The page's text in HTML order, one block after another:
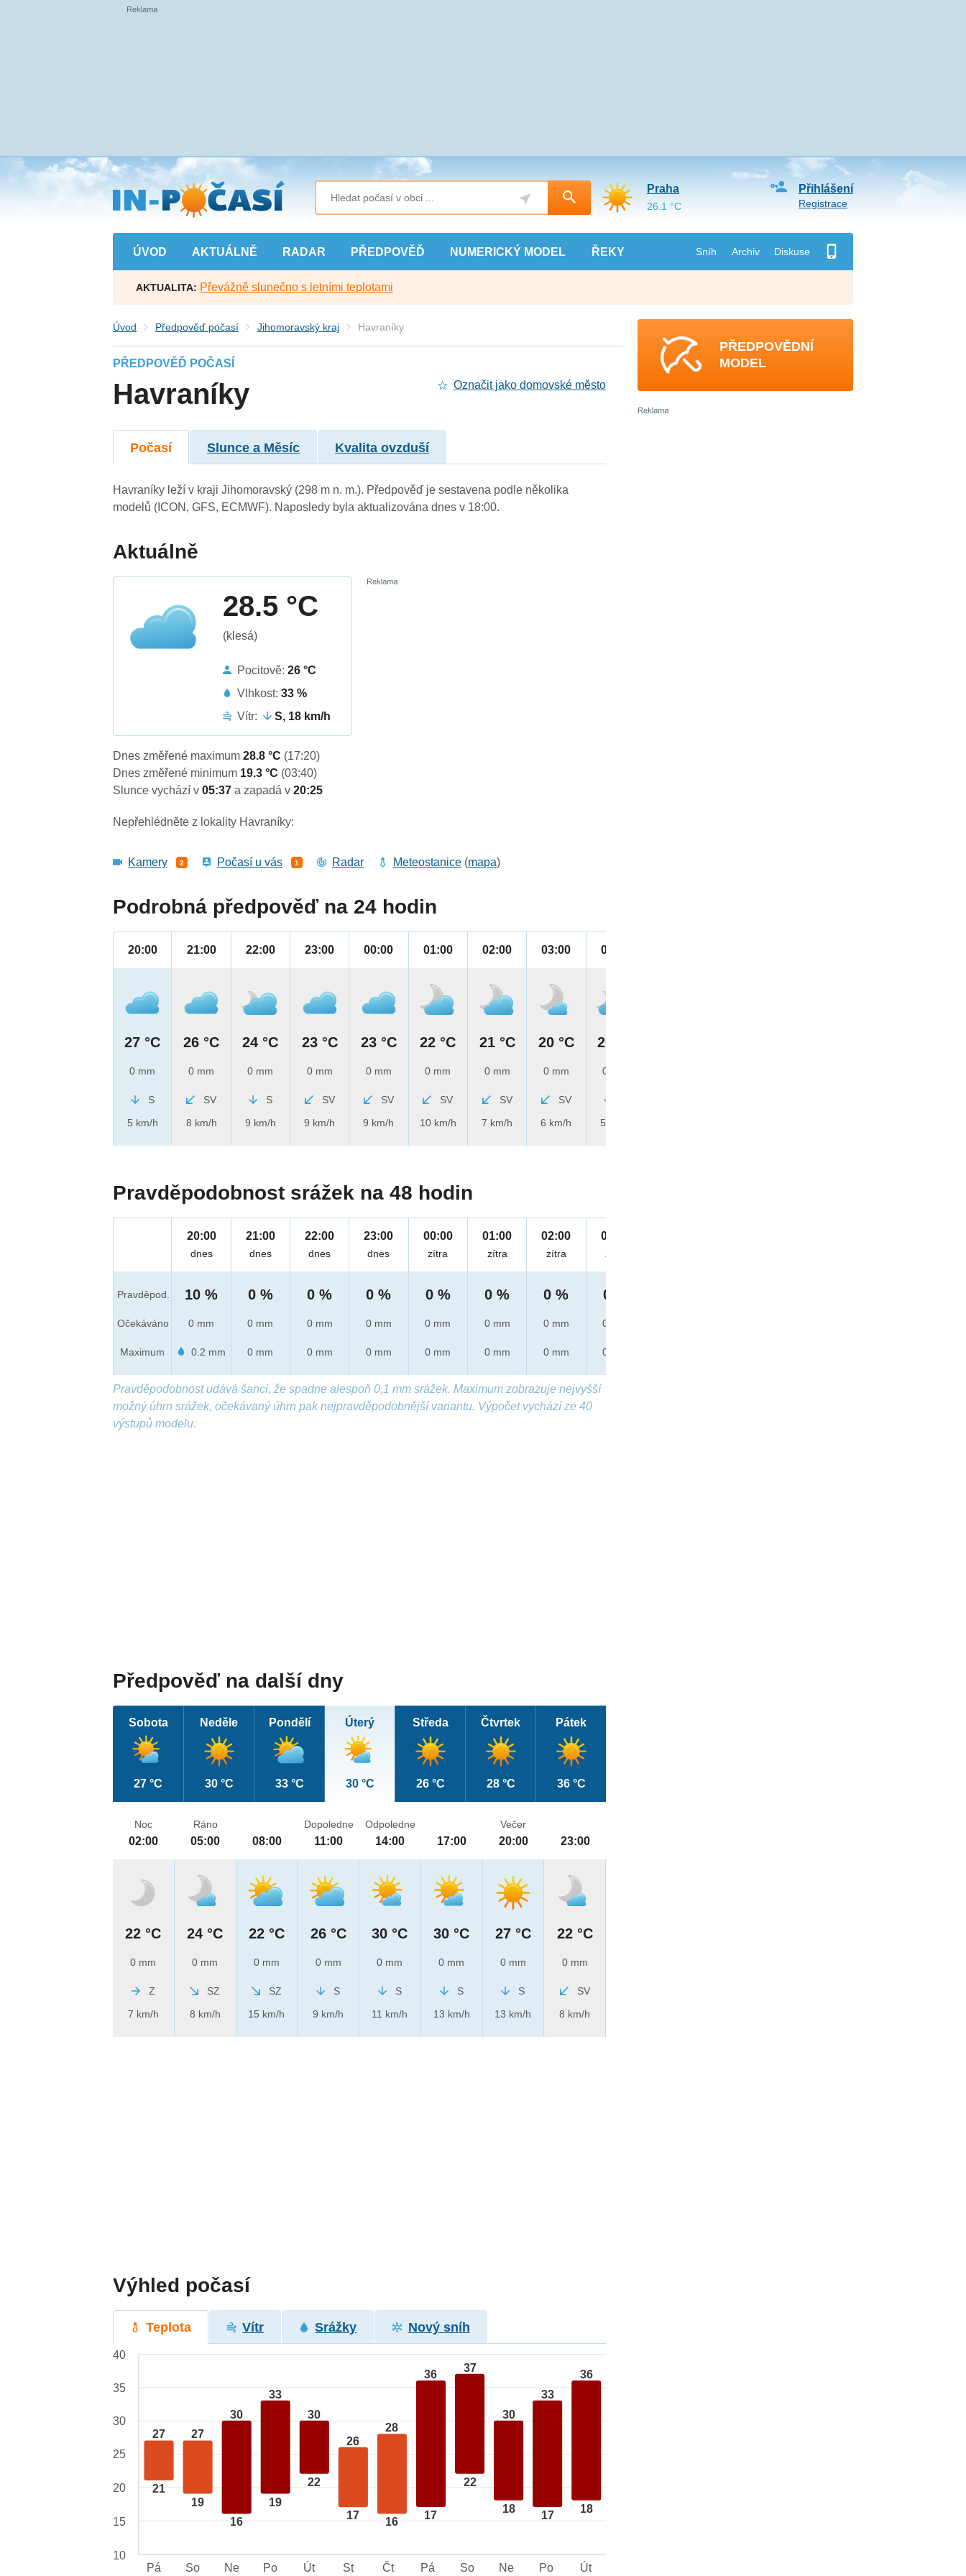
Přejít
na
hlavní
obsah
ÚVOD AKTUÁLNĚ RADAR PŘEDPOVĚĎ NUMERICKÝ MODEL ŘEKY Sníh Archiv Diskuse
Přihlášení
Registrace
Praha
26.1 °C
AKTUALITA: Převážně slunečno s letními teplotami
Úvod Předpověď počasí Jihomoravský kraj Havraníky
PŘEDPOVĚĎ POČASÍ
Havraníky Označit jako domovské město
Počasí Slunce a Měsíc Kvalita ovzduší
Havraníky leží v kraji Jihomoravský (298 m n. m.). Předpověď je sestavena podle několika
modelů (ICON, GFS, ECMWF). Naposledy byla aktualizována dnes v 18:00.
Aktuálně
28.5 °C
(klesá)
Pocitově:26 °C
Vlhkost:33 %
Vítr:
S, 18 km/h
Dnes změřené maximum28.8 °C (17:20)
Dnes změřené minimum 19.3 °C (03:40)
Slunce vychází v05:37a zapadá v20:25
Nepřehlédněte z lokality Havraníky:
Kamery 2 Počasí u vás 1 Radar Meteostanice (mapa)
Podrobná předpověď na 24 hodin
20:00
27 °C
0 mm
S
5 km/h
21:00
26 °C
0 mm
SV
8 km/h
22:00
24 °C
0 mm
S
9 km/h
23:00
23 °C
0 mm
SV
9 km/h
00:00
23 °C
0 mm
SV
9 km/h
01:00
22 °C
0 mm
SV
10 km/h
02:00
21 °C
0 mm
SV
7 km/h
03:00
20 °C
0 mm
SV
6 km/h
04:00
20 °C
0 mm
5 km/h
Pravděpodobnost srážek na 48 hodin
Pravděpod.
Očekáváno
Maximum
20:00
dnes
10 %
0 mm
0.2 mm
21:00
dnes
0 %
0 mm
0 mm
22:00
dnes
0 %
0 mm
0 mm
23:00
dnes
0 %
0 mm
0 mm
00:00
zítra
0 %
0 mm
0 mm
01:00
zítra
0 %
0 mm
0 mm
02:00
zítra
0 %
0 mm
0 mm
03:00
zítra
0 %
0 mm
0 mm
Pravděpodobnost udává šanci, že spadne alespoň 0,1 mm srážek. Maximum zobrazuje nejvyšší
možný úhrn srážek, očekávaný úhrn pak nejpravděpodobnější variantu. Výpočet vychází ze 40
výstupů modelu.
Předpověď na další dny
Sobota
27 °C
Neděle
30 °C
Pondělí
33 °C
Úterý
30 °C
Středa
26 °C
Čtvrtek
28 °C
Pátek
36 °C
Noc
02:00
22 °C
0 mm
Z
7 km/h
Ráno
05:00
24 °C
0 mm
SZ
8 km/h
08:00
22 °C
0 mm
SZ
15 km/h
Dopoledne
11:00
26 °C
0 mm
S
9 km/h
Odpoledne
14:00
30 °C
0 mm
S
11 km/h
17:00
30 °C
0 mm
S
13 km/h
Večer
20:00
27 °C
0 mm
S
13 km/h
23:00
22 °C
0 mm
SV
8 km/h
Výhled počasí
Teplota Vítr Srážky Nový sníh
27
21
27
19
30
16
33
19
30
22
26
17
28
16
36
17
37
22
30
18
33
17
36
18
40
35
30
25
20
15
10
Pá
So Ne Po Út St Čt Pá So Ne Po Út
PŘEDPOVĚDNÍ
MODEL